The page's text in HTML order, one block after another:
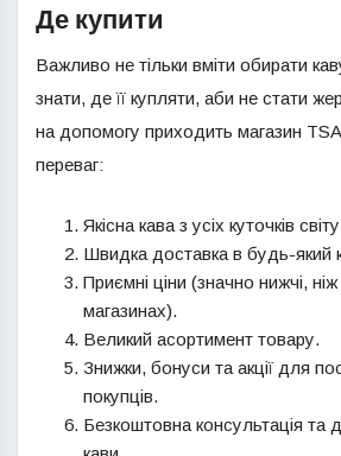
Де купити
Важливо не тільки вміти обирати
знати, де її купляти, аби не стати
на допомогу приходить магазин
переваг:
Якісна кава з усіх куточків
Швидка доставка в будь-який
Приємні ціни (значно нижчі,
магазинах).
Великий асортимент товару.
Знижки, бонуси та акції для
покупців.
Безкоштовна консультація та